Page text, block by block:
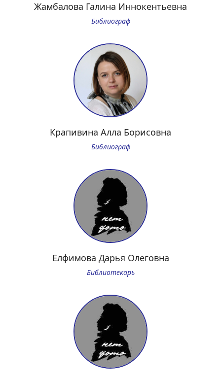
Жамбалова Галина Иннокентьевна
Библиограф
Крапивина Алла Борисовна
Библиограф
Елфимова Дарья Олеговна
Библиотекарь